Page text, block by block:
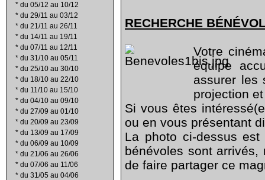
* du 05/12 au 10/12
* du 29/11 au 03/12
* du 21/11 au 26/11
* du 14/11 au 19/11
* du 07/11 au 12/11
* du 31/10 au 05/11
* du 25/10 au 30/10
* du 18/10 au 22/10
* du 11/10 au 15/10
* du 04/10 au 09/10
* du 27/09 au 01/10
* du 20/09 au 23/09
* du 13/09 au 17/09
* du 06/09 au 10/09
* du 21/06 au 26/06
* du 07/06 au 11/06
* du 31/05 au 04/06
RECHERCHE BÉNÉ
Votre
équipe
assurer les
projection
Si vous êtes
ou en vous présentant
La photo ci-dessus
bénévoles sont
de faire partager ce